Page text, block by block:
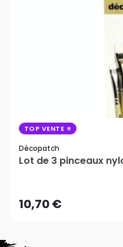
TOP VENTE
Décopatch
Lot de 3 pinceaux
10,70 €